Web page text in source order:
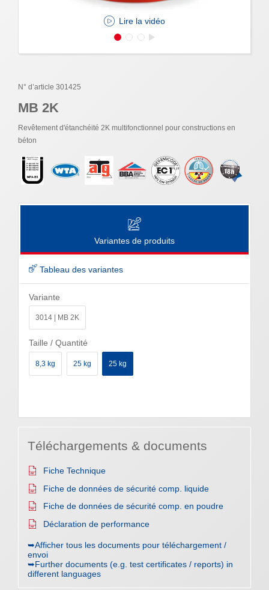
Lire la vidéo
N° d’article 301425
MB 2K
Revêtement d'étanchéité 2K multifonctionnel pour constructions en
béton
Variantes de produits
Tableau des variantes
Variante
3014 | MB 2K
Taille / Quantité
8,3 kg 25 kg 25 kg
Téléchargements & documents
Fiche Technique
Fiche de données de sécurité comp. liquide
Fiche de données de sécurité comp. en poudre
Déclaration de performance
➥Afficher tous les documents pour téléchargement /
envoi
➥Further documents (e.g. test certificates / reports) in
different languages